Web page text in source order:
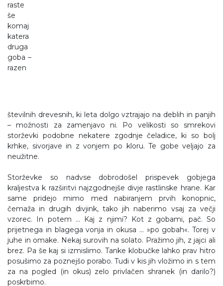
raste
še
komaj
katera
druga
goba –
razen
številnih drevesnih, ki leta dolgo vztrajajo na deblih in panjih
– možnosti za zamenjavo ni. Po velikosti so smrekovi
storževki podobne nekatere zgodnje čeladice, ki so bolj
krhke, sivorjave in z vonjem po kloru. Te gobe veljajo za
neužitne.
Storževke so nadvse dobrodošel prispevek gobjega
kraljestva k razširitvi najzgodnejše divje rastlinske hrane. Kar
same pridejo mimo med nabiranjem prvih konopnic,
čemaža in drugih divjink, tako jih naberimo vsaj za večji
vzorec. In potem … Kaj z njimi? Kot z gobami, pač. So
prijetnega in blagega vonja in okusa … »po gobah«. Torej v
juhe in omake. Nekaj surovih na solato. Pražimo jih, z jajci ali
brez. Pa še kaj si izmislimo. Tanke klobučke lahko prav hitro
posušimo za poznejšo porabo. Tudi v kis jih vložimo in s tem
za na pogled (in okus) zelo privlačen shranek (in darilo?)
poskrbimo.